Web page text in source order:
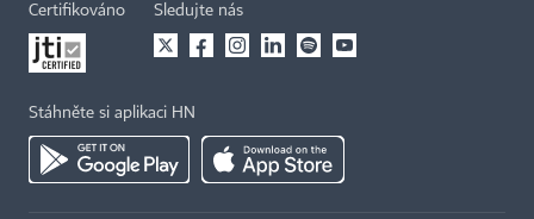
Certifikováno Sledujte nás
Stáhněte si aplikaci HN